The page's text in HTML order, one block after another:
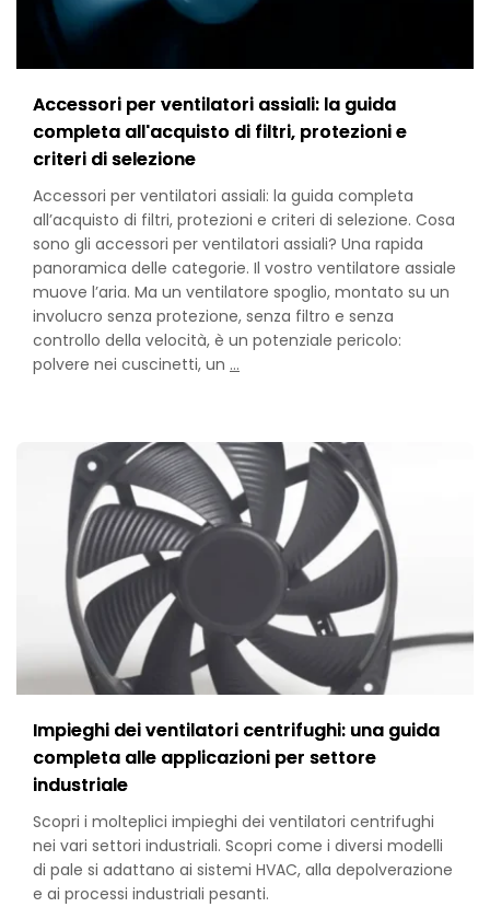
Accessori per ventilatori assiali: la guida
completa all'acquisto di filtri, protezioni e
criteri di selezione
Accessori per ventilatori assiali: la guida completa
all’acquisto di filtri, protezioni e criteri di selezione. Cosa
sono gli accessori per ventilatori assiali? Una rapida
panoramica delle categorie. Il vostro ventilatore assiale
muove l’aria. Ma un ventilatore spoglio, montato su un
involucro senza protezione, senza filtro e senza
controllo della velocità, è un potenziale pericolo:
polvere nei cuscinetti, un …
Complete
Buyer’s
Guide
to
Filters,
Selection
Impieghi dei ventilatori centrifughi: una guida
completa alle applicazioni per settore
industriale
Scopri i molteplici impieghi dei ventilatori centrifughi
nei vari settori industriali. Scopri come i diversi modelli
di pale si adattano ai sistemi HVAC, alla depolverazione
e ai processi industriali pesanti.